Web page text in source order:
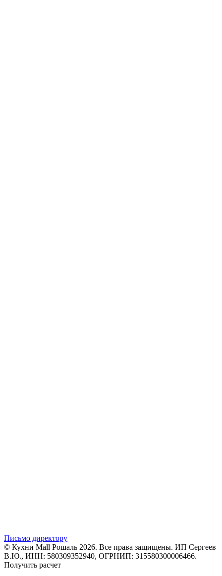
Письмо директору
© Кухни Mall Рошаль 2026. Все права защищены. ИП Сергеев
В.Ю., ИНН: 580309352940, ОГРНИП: 315580300006466.
Получить расчет